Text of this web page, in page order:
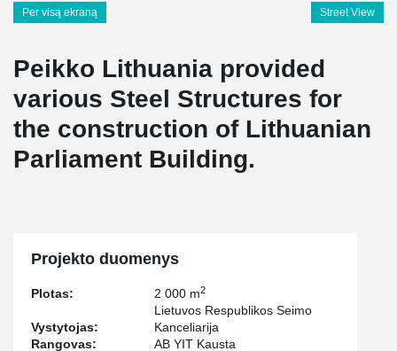
Per visą ekraną Street View
Peikko Lithuania provided
various Steel Structures for
the construction of Lithuanian
Parliament Building.
Projekto duomenys
Plotas: 2 000 m2
Vystytojas:
Lietuvos Respublikos Seimo
Kanceliarija
Rangovas:
AB YIT Kausta